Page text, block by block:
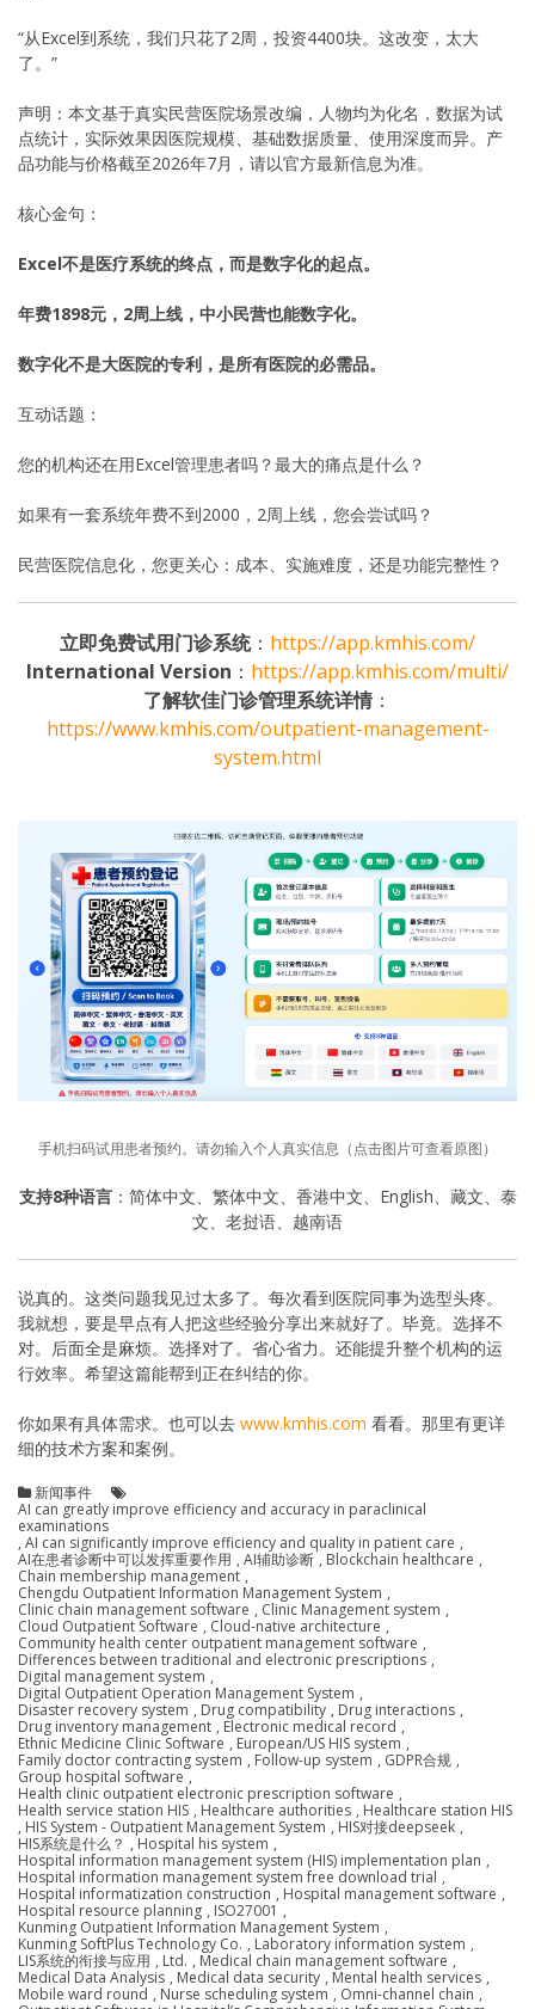
“从Excel到系统，我们只花了2周，投资4400块。这改变，太大
了。”
声明：本文基于真实民营医院场景改编，人物均为化名，数据为试
点统计，实际效果因医院规模、基础数据质量、使用深度而异。产
品功能与价格截至2026年7月，请以官方最新信息为准。
核心金句：
Excel不是医疗系统的终点，而是数字化的起点。
年费1898元，2周上线，中小民营也能数字化。
数字化不是大医院的专利，是所有医院的必需品。
互动话题：
您的机构还在用Excel管理患者吗？最大的痛点是什么？
如果有一套系统年费不到2000，2周上线，您会尝试吗？
民营医院信息化，您更关心：成本、实施难度，还是功能完整性？
立即免费试用门诊系统： https://app.kmhis.com/
International Version ： https://app.kmhis.com/multi/
了解软佳门诊管理系统详情：
https://www.kmhis.com/outpatient-management-
system.html
手机扫码试用患者预约。请勿输入个人真实信息（点击图片可查看原图）
支持8种语言：简体中文、繁体中文、香港中文、English、藏文、泰
文、老挝语、越南语
说真的。这类问题我见过太多了。每次看到医院同事为选型头疼。
我就想，要是早点有人把这些经验分享出来就好了。毕竟。选择不
对。后面全是麻烦。选择对了。省心省力。还能提升整个机构的运
行效率。希望这篇能帮到正在纠结的你。
你如果有具体需求。也可以去 www.kmhis.com 看看。那里有更详
细的技术方案和案例。
新闻事件
AI can greatly improve efficiency and accuracy in paraclinical
examinations
, AI can significantly improve efficiency and quality in patient care ,
AI在患者诊断中可以发挥重要作用 , AI辅助诊断 , Blockchain healthcare ,
Chain membership management ,
Chengdu Outpatient Information Management System ,
Clinic chain management software , Clinic Management system ,
Cloud Outpatient Software , Cloud-native architecture ,
Community health center outpatient management software ,
Differences between traditional and electronic prescriptions ,
Digital management system ,
Digital Outpatient Operation Management System ,
Disaster recovery system , Drug compatibility , Drug interactions ,
Drug inventory management , Electronic medical record ,
Ethnic Medicine Clinic Software , European/US HIS system ,
Family doctor contracting system , Follow-up system , GDPR合规 ,
Group hospital software ,
Health clinic outpatient electronic prescription software ,
Health service station HIS , Healthcare authorities , Healthcare station HIS
, HIS System - Outpatient Management System , HIS对接deepseek ,
HIS系统是什么？ , Hospital his system ,
Hospital information management system (HIS) implementation plan ,
Hospital information management system free download trial ,
Hospital informatization construction , Hospital management software ,
Hospital resource planning , ISO27001 ,
Kunming Outpatient Information Management System ,
Kunming SoftPlus Technology Co. , Laboratory information system ,
LIS系统的衔接与应用 , Ltd. , Medical chain management software ,
Medical Data Analysis , Medical data security , Mental health services ,
Mobile ward round , Nurse scheduling system , Omni-channel chain ,